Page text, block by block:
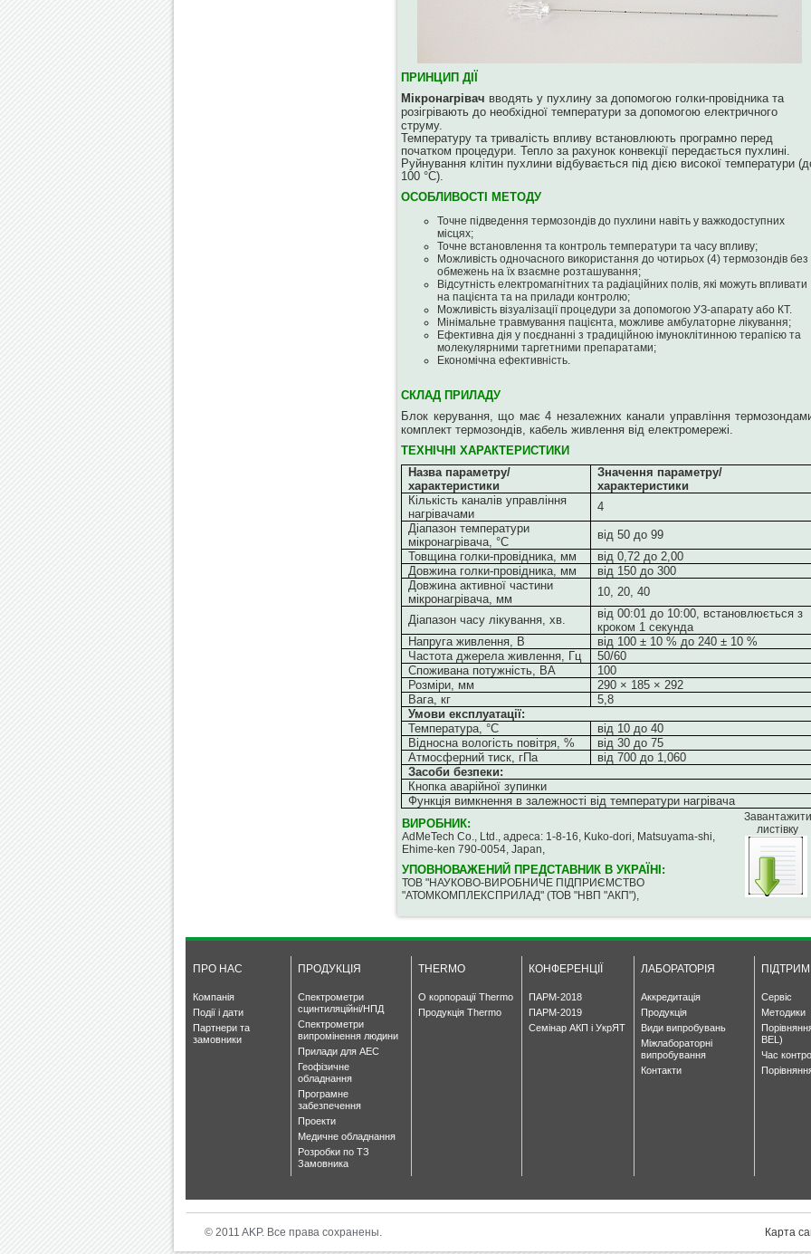
ПРИНЦИП ДІЇ
Мікронагрівач вводять у пухлину за допомогою голки-провідника та
розігрівають до необхідної температури за допомогою електричного
струму.
Температуру та тривалість впливу встановлюють програмно перед
початком процедури. Тепло за рахунок конвекції передається пухлині.
Руйнування клітин пухлини відбувається під дією високої температури
100 °C).
ОСОБЛИВОСТІ МЕТОДУ
Точне підведення термозондів до пухлини навіть у важкодоступних
місцях;
Точне встановлення та контроль температури та часу впливу;
Можливість одночасного використання до чотирьох (4) термозондів без
обмежень на їх взаємне розташування;
Відсутність електромагнітних та радіаційних полів, які можуть впливати
на пацієнта та на прилади контролю;
Можливість візуалізації процедури за допомогою УЗ‑апарату або КТ.
Мінімальне травмування пацієнта, можливе амбулаторне лікування;
Ефективна дія у поєднанні з традиційною імуноклітинною терапією та
молекулярними таргетними препаратами;
Економічна ефективність.
СКЛАД ПРИЛАДУ
Блок керування, що має 4 незалежних канали управління
комплект термозондів, кабель живлення від електромережі.
ТЕХНІЧНІ ХАРАКТЕРИСТИКИ
Назва параметру/
характеристики
Значення параметру/
характеристики
Кількість каналів управління
нагрівачами
4
Діапазон температури
мікронагрівача, °C
від 50 до 99
Товщина голки-провідника, мм
від 0,72 до 2,00
Довжина голки-провідника, мм
від 150 до300
Довжина активної частини
мікронагрівача, мм
10, 20,40
Діапазон часу лікування, хв.
від 00:01 до 10:00, встановлюється з
кроком 1 секунда
Напруга живлення, В
від 100 ± 10 % до 240 ± 10 %
Частота джерела живлення, Гц
50/60
Споживана потужність, ВА
100
Розміри, мм
290 × 185 × 292
Вага, кг
5,8
Умови експлуатації:
Температура, °C
від 10 до 40
Відносна вологість повітря, %
від 30 до 75
Атмосферний тиск, гПа
від 700 до 1,060
Засоби безпеки:
Кнопка аварійної зупинки
Функція вимкнення в залежності від температури нагрівача
ВИРОБНИК:
AdMeTech Co., Ltd., адреса: 1-8-16, Kuko-dori, Matsuyama-shi,
Ehime-ken 790-0054, Japan,
УПОВНОВАЖЕНИЙ ПРЕДСТАВНИК В УКРАЇНІ:
ТОВ "НАУКОВО-ВИРОБНИЧЕ ПІДПРИЄМСТВО
"АТОМКОМПЛЕКСПРИЛАД" (ТОВ "НВП "АКП"),
Завантажити
листівку
ПРО НАС ПРОДУКЦІЯ THERMO КОНФЕРЕНЦІЇ ЛАБОРАТОРІЯ
Компанія
Події і дати
Партнери та
замовники
Спектрометри
сцинтиляційні/НПД
Спектрометри
випромінення людини
Прилади для АЕС
Геофізичне
обладнання
Програмне
забезпечення
Проекти
Медичне обладнання
Розробки по ТЗ
Замовника
О корпорації Thermo
Продукція Thermo
ПАРМ-2018
ПАРМ-2019
Семінар АКП і УкрЯТ
Аккредитація
Продукція
Види випробувань
Міжлабораторні
випробування
Контакти
Сервіс
Методики
BEL)
Час
© 2011 AKP. Все права сохранены. Карта